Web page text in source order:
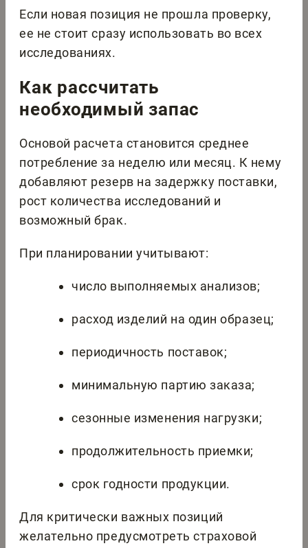
Если новая позиция не прошла проверку,
ее не стоит сразу использовать во всех
исследованиях.
Как рассчитать
необходимый запас
Основой расчета становится среднее
потребление за неделю или месяц. К нему
добавляют резерв на задержку поставки,
рост количества исследований и
возможный брак.
При планировании учитывают:
число выполняемых анализов;
расход изделий на один образец;
периодичность поставок;
минимальную партию заказа;
сезонные изменения нагрузки;
продолжительность приемки;
срок годности продукции.
Для критически важных позиций
желательно предусмотреть страховой